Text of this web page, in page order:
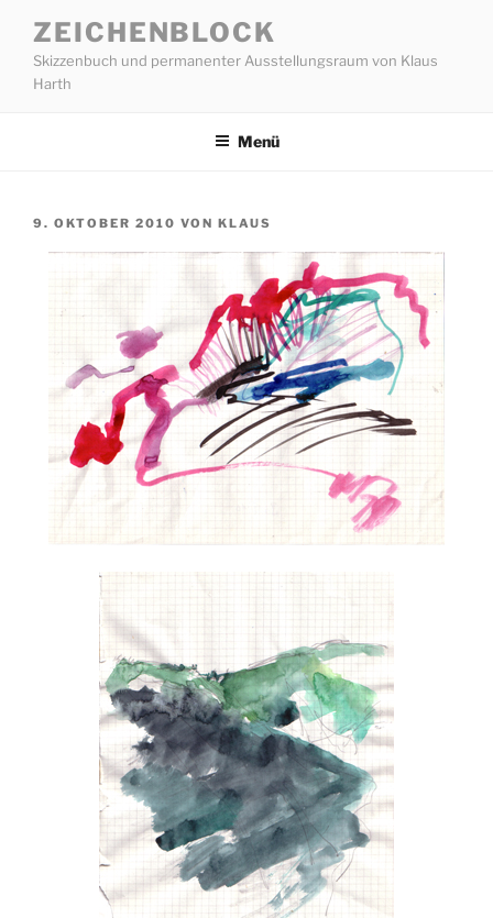
Inhalt
springen
ZEICHENBLOCK
Skizzenbuch und permanenter Ausstellungsraum von Klaus
Harth
Menü
VERÖFFENTLICHT
9. OKTOBER 2010 VON KLAUS